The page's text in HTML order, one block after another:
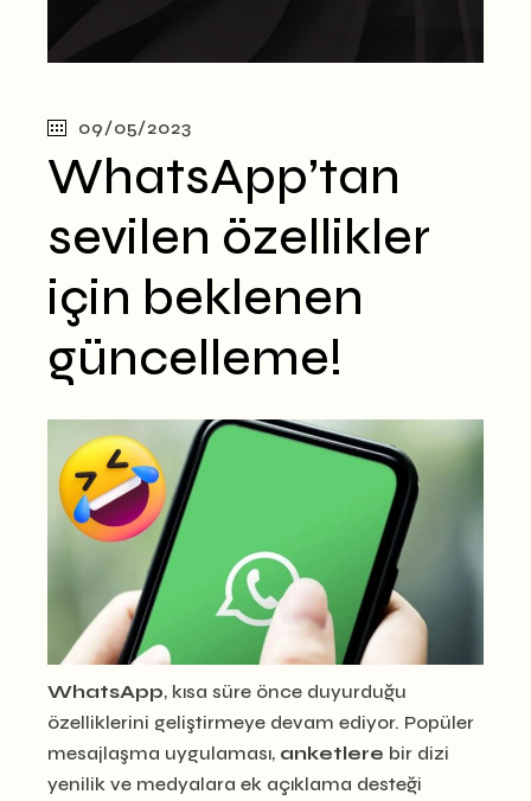
09/05/2023
WhatsApp’tan
sevilen özellikler
için beklenen
güncelleme!
WhatsApp, kısa süre önce duyurduğu
özelliklerini geliştirmeye devam ediyor. Popüler
mesajlaşma uygulaması, anketlere bir dizi
yenilik ve medyalara ek açıklama desteği